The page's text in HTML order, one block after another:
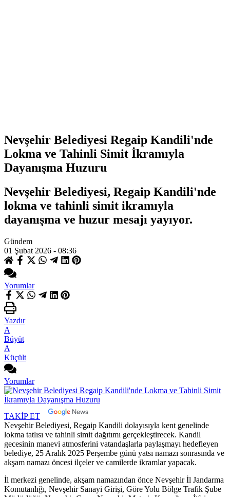
Nevşehir Belediyesi Regaip Kandili'nde
Lokma ve Tahinli Simit İkramıyla
Dayanışma Huzuru
Nevşehir Belediyesi, Regaip Kandili'nde
lokma ve tahinli simit ikramıyla
dayanışma ve huzur mesajı yayıyor.
Gündem
01 Şubat 2026 - 08:36
Yorumlar
Yazdır
A
Büyüt
A
Küçült
Yorumlar
TAKİP ET
Nevşehir Belediyesi, Regaip Kandili dolayısıyla kent genelinde
lokma tatlısı ve tahinli simit dağıtımı gerçekleştirecek. Kandil
gecesinin manevi atmosferini vatandaşlarla paylaşmayı hedefleyen
belediye, 25 Aralık 2025 Perşembe günü yatsı namazı sonrasında ve
akşam namazı öncesi ilçeler ve camilerde ikramlar yapacak.
İl merkezi genelinde, akşam namazından önce Nevşehir İl Jandarma
Komutanlığı, Nevşehir Sanayi Girişi, Göre Yolu Bölge Trafik Şube